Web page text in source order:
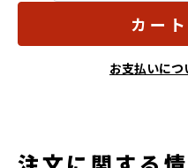
カー
お支払いにつ